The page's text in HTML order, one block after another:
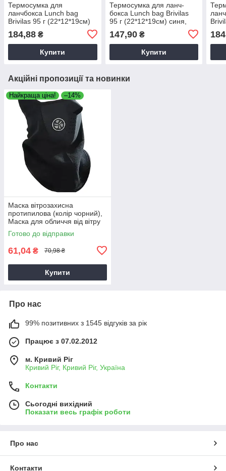
Термосумка для
ланчбокса Lunch bag
Brivilas 95 г (22*12*19см)
термозахистом
184,88 ₴
Купити
Термосумка для ланч-
бокса Lunch bag Brivilas
95 г (22*12*19см) синя,
147,90₴
Купити
Акційні пропозиції та новинки
Найкраща ціна! –14%
Маска вітрозахисна
протипилова (колір чорний),
Маска для обличчя від вітру
та холоду, Протипилова
маска баф
Готово до відправки
61,04 ₴ 70,98 ₴
Купити
Про нас
99% позитивних з 1545 відгуків за рік
Працює з 07.02.2012
м. Кривий Ріг
Кривий Ріг, Кривий Ріг, Україна
Контакти
Сьогодні вихідний
Показати весь графік роботи
Про нас
Контакти